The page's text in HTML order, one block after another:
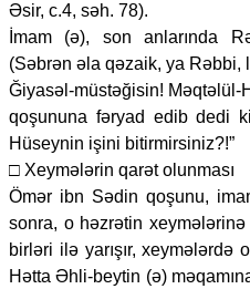
Əsir, c.4, səh. 78).
İmam (ə), son anlarında
(Səbrən əla qəzaik, ya Rəbbi,
Ğiyasəl-müstəğisin!
qoşununa fəryad edib dedi
Hüseynin işini bitirmirsiniz?!”
□ Xeymələrin qarət olunması
Ömər ibn Sədin qoşunu,
sonra, o həzrətin
birləri ilə yarışır, xeymələrdə
Hətta Əhli-beytin (ə)